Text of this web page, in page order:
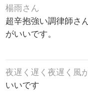
楊雨さん
超辛抱強い調律師さ
がいいです。
夜遅く遅く夜遅く風
いいです